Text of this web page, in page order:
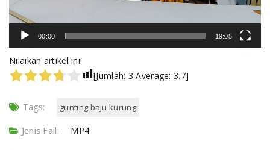
00:00 19:05
Nilaikan artikel ini!
[Jumlah: 3 Average:3.7]
Tags: gunting baju kurung
Jenis Fail: MP4